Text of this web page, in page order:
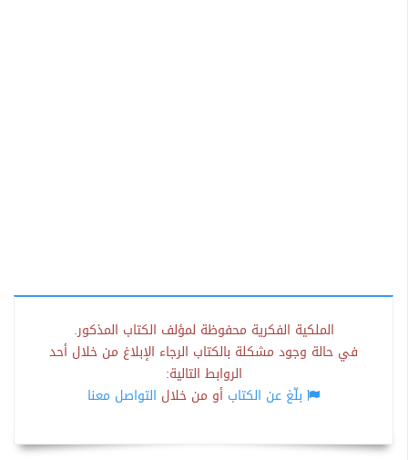
الملكية الفكرية محفوظة لمؤلف الكتاب المذكور.
في حالة وجود مشكلة بالكتاب الرجاء الإبلاغ من خلال أحد
الروابط التالية:
بلّغ عن الكتاب أو من خلال التواصل معنا